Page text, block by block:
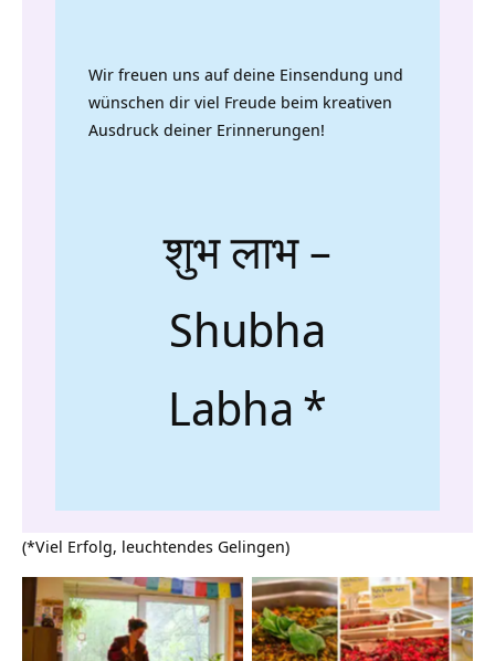
Wir freuen uns auf deine Einsendung und
wünschen dir viel Freude beim kreativen
Ausdruck deiner Erinnerungen!
शुभ लाभ –
Shubha
Labha*
(*Viel Erfolg, leuchtendes Gelingen)